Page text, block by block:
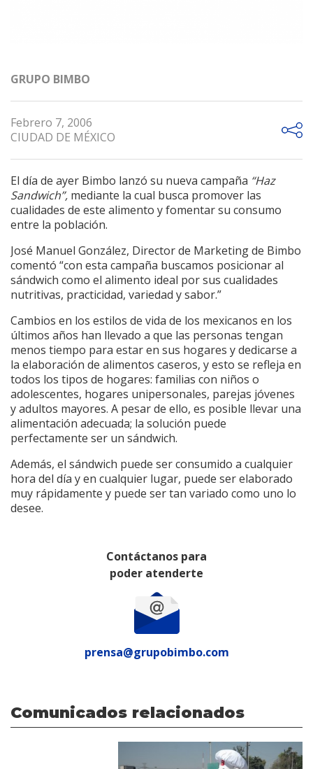
GRUPO BIMBO
Febrero 7, 2006
CIUDAD DE MÉXICO
El día de ayer Bimbo lanzó su nueva campaña “Haz
Sandwich”, mediante la cual busca promover las
cualidades de este alimento y fomentar su consumo
entre la población.
José Manuel González, Director de Marketing de Bimbo
comentó “con esta campaña buscamos posicionar al
sándwich como el alimento ideal por sus cualidades
nutritivas, practicidad, variedad y sabor.”
Cambios en los estilos de vida de los mexicanos en los
últimos años han llevado a que las personas tengan
menos tiempo para estar en sus hogares y dedicarse a
la elaboración de alimentos caseros, y esto se refleja en
todos los tipos de hogares: familias con niños o
adolescentes, hogares unipersonales, parejas jóvenes
y adultos mayores. A pesar de ello, es posible llevar una
alimentación adecuada; la solución puede
perfectamente ser un sándwich.
Además, el sándwich puede ser consumido a cualquier
hora del día y en cualquier lugar, puede ser elaborado
muy rápidamente y puede ser tan variado como uno lo
desee.
Contáctanos para
poder atenderte
prensa@grupobimbo.com
Comunicados relacionados